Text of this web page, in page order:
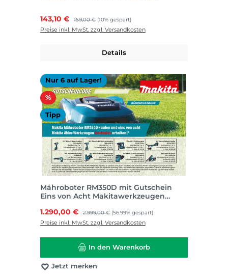
Verkaufspreis:
143,10 € Regulärer Preis:
159,00 € (10% gespart)
Preise inkl. MwSt. zzgl. Versandkosten
Details
Nur 6 auf Lager!
%Rabatt
Tipp
Mähroboter RM350D mit Gutschein
Eins von Acht Makitawerkzeugen
Verkaufspreis:
1.290,00 € Regulärer Preis:
2.999,00 € (56.99% gespart)
Preise inkl. MwSt. zzgl. Versandkosten
In den Warenkorb
Jetzt merken